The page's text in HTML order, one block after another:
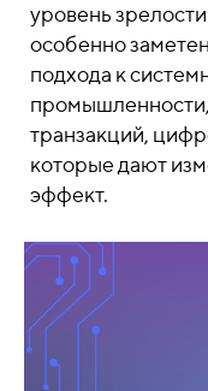
уровень
особенно
подхода к
транзакций,
которые дают
эффект.